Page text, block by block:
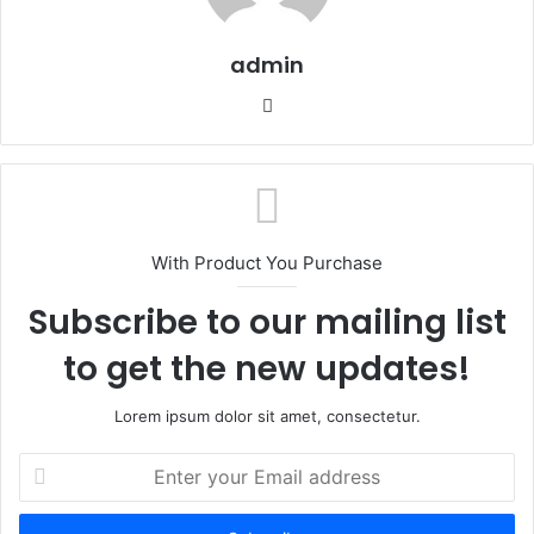
admin
b
s
i
e
With Product You Purchase
Subscribe to our mailing list
to get the new updates!
Lorem ipsum dolor sit amet, consectetur.
t